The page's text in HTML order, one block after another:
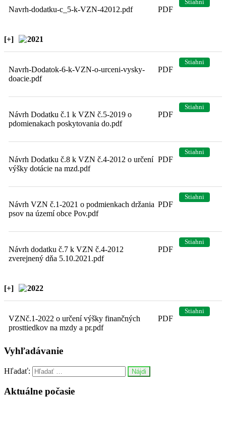
Navrh-dodatku-c_5-k-VZN-42012.pdf PDF
Stiahni
2021
[+]
Navrh-Dodatok-6-k-VZN-o-urceni-vysky-
doacie.pdf
PDF
Stiahni
Návrh Dodatku č.1 k VZN č.5-2019 o
pdomienakach poskytovania do.pdf
PDF
Stiahni
Návrh Dodatku č.8 k VZN č.4-2012 o určení
výšky dotácie na mzd.pdf
PDF
Stiahni
Návrh VZN č.1-2021 o podmienkach držania
psov na území obce Pov.pdf
PDF
Stiahni
Návrh dodatku č.7 k VZN č.4-2012
zverejnený dňa 5.10.2021.pdf
PDF
Stiahni
2022
[+]
VZNč.1-2022 o určení výšky finančných
prosttiedkov na mzdy a pr.pdf
PDF
Stiahni
Vyhľadávanie
Hľadať:
Aktuálne počasie